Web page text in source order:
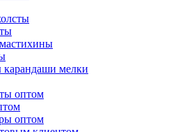
мелки
оптом
оптом